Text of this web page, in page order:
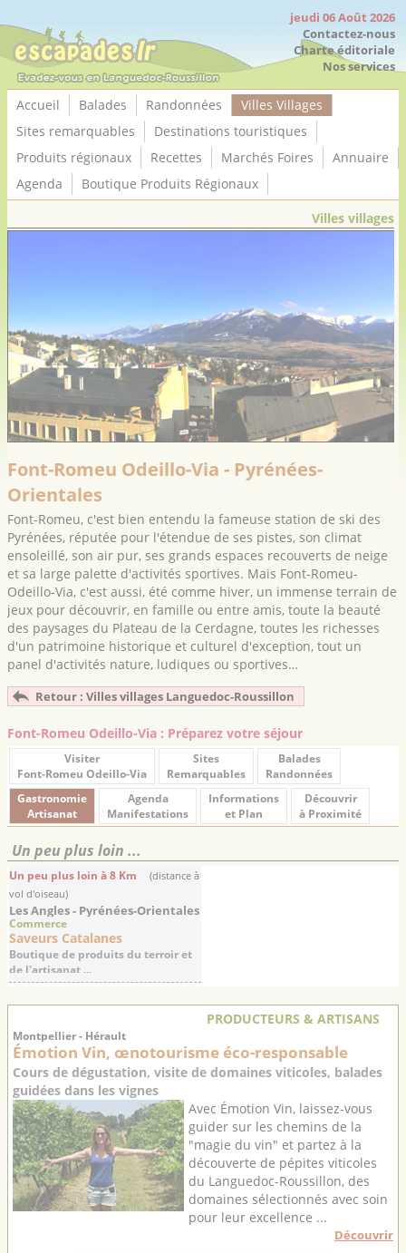
jeudi 06 Août 2026
Contactez-nous
Charte éditoriale
Nos services
Accueil Balades Randonnées
Villes Villages
Sites remarquables
Destinations touristiques
Produits régionaux
Recettes Marchés Foires
Annuaire
Agenda
Boutique Produits Régionaux
Villes villages
Font-Romeu Odeillo-Via - Pyrénées-
Orientales
Font-Romeu, c'est bien entendu la fameuse station de ski des
Pyrénées, réputée pour l'étendue de ses pistes, son climat
ensoleillé, son air pur, ses grands espaces recouverts de neige
et sa large palette d'activités sportives. Mais Font-Romeu-
Odeillo-Via, c'est aussi, été comme hiver, un immense terrain de
jeux pour découvrir, en famille ou entre amis, toute la beauté
des paysages du Plateau de la Cerdagne, toutes les richesses
d'un patrimoine historique et culturel d'exception, tout un
panel d'activités nature, ludiques ou sportives…
Retour : Villes villages Languedoc-Roussillon
Font-Romeu Odeillo-Via : Préparez votre séjour
Visiter
Font-Romeu Odeillo-Via
Sites
Remarquables
Balades
Randonnées
Gastronomie
Artisanat
Agenda
Manifestations
Informations
et Plan
Découvrir
à Proximité
Un peu plus loin ...
Un peu plus loin à 8 Km
(distance à
vol d'oiseau)
Les Angles - Pyrénées-Orientales
Commerce
Saveurs Catalanes
Boutique de produits du terroir et
de l'artisanat ...
PRODUCTEURS & ARTISANS
Montpellier - Hérault
Émotion Vin, œnotourisme éco-responsable
Cours de dégustation, visite de domaines viticoles, balades
guidées dans les vignes
Avec Émotion Vin, laissez-vous
guider sur les chemins de la
"magie du vin" et partez à la
découverte de pépites viticoles
du Languedoc-Roussillon, des
domaines sélectionnés avec soin
pour leur excellence ...
Découvrir